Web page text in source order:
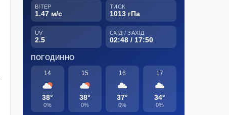
ВІТЕР
1.47 м/с
ТИСК
1013 гПа
UV
2.5
СХІД / ЗАХІД
02:48 / 17:50
ПОГОДИННО
14
38°
0%
15
38°
0%
16
37°
0%
17
34°
0%